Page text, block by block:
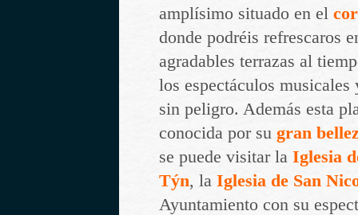
amplísimo situado en el
donde podréis refrescaros
agradables terrazas al
los espectáculos
sin peligro. Además esta
conocida por su gran
se puede visitar la Iglesia
Týn, la Iglesia de San
Ayuntamiento con su